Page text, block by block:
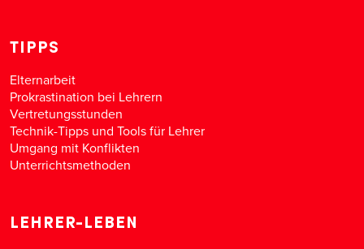
TIPPS
Elternarbeit
Prokrastination bei Lehrern
Vertretungsstunden
Technik-Tipps und Tools für Lehrer
Umgang mit Konflikten
Unterrichtsmethoden
LEHRER-LEBEN